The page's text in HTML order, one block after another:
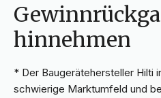
hinnehmen
* Der Baugerätehersteller Hilti
schwierige Marktumfeld und